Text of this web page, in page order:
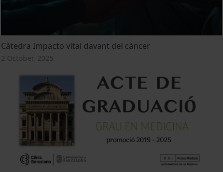
Càtedra Impacto vital davant del càncer
2 October, 2025